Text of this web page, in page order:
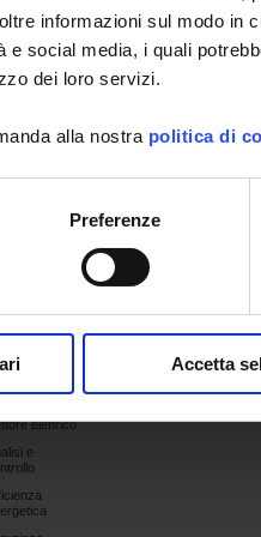
informazioni sul modo
e social media, i quali
dei loro servizi.
alla nostra politica di
Preferenze
Accetta
i vantaggi offerti
Chauvin Arnoux.
elettrico
e